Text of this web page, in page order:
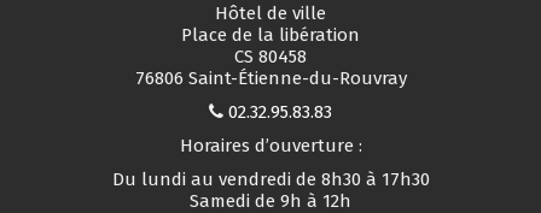
Hôtel de ville
Place de la libération
CS 80458
76806 Saint-Étienne-du-Rouvray
02.32.95.83.83
Horaires d’ouverture :
Du lundi au vendredi de 8h30 à 17h30
Samedi de 9h à 12h